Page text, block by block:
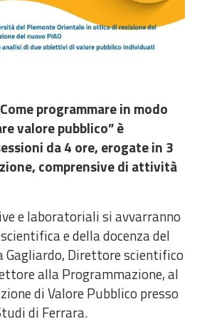
programmare in modo
valore pubblico” è
da 4 ore, erogate in 3
comprensive di attività
e laboratoriali si avvarranno
e della docenza del
Gagliardo, Direttore scientifico
alla Programmazione, al
di Valore Pubblico presso
di Ferrara.